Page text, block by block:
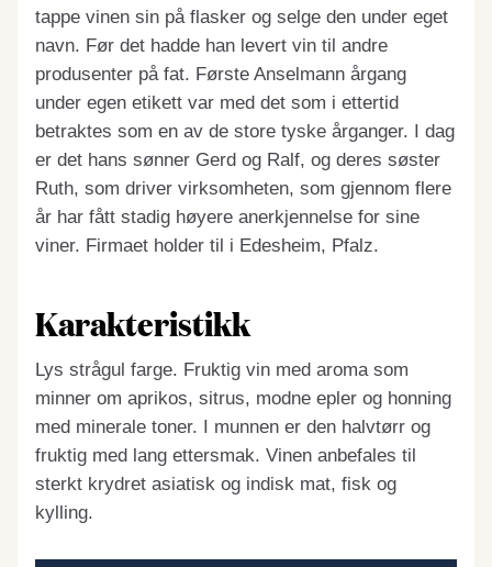
tappe vinen sin på flasker og selge den under eget
navn. Før det hadde han levert vin til andre
produsenter på fat. Første Anselmann årgang
under egen etikett var med det som i ettertid
betraktes som en av de store tyske årganger. I dag
er det hans sønner Gerd og Ralf, og deres søster
Ruth, som driver virksomheten, som gjennom flere
år har fått stadig høyere anerkjennelse for sine
viner. Firmaet holder til i Edesheim, Pfalz.
Karakteristikk
Lys strågul farge. Fruktig vin med aroma som
minner om aprikos, sitrus, modne epler og honning
med minerale toner. I munnen er den halvtørr og
fruktig med lang ettersmak. Vinen anbefales til
sterkt krydret asiatisk og indisk mat, fisk og
kylling.